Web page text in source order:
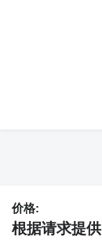
价格:
根据请求提供